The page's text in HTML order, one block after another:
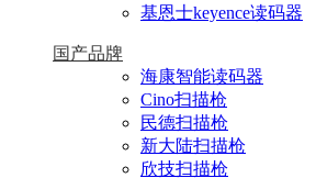
基恩士keyence读码器
国产品牌
海康智能读码器
Cino扫描枪
民德扫描枪
新大陆扫描枪
欣技扫描枪